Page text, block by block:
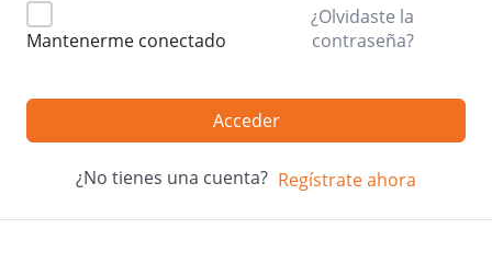
Mantenerme conectado
¿Olvidaste la
contraseña?
Acceder
¿No tienes una cuenta? Regístrate ahora